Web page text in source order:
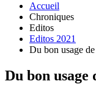
Accueil
Chroniques
Editos
Editos 2021
Du bon usage
Du bon usage